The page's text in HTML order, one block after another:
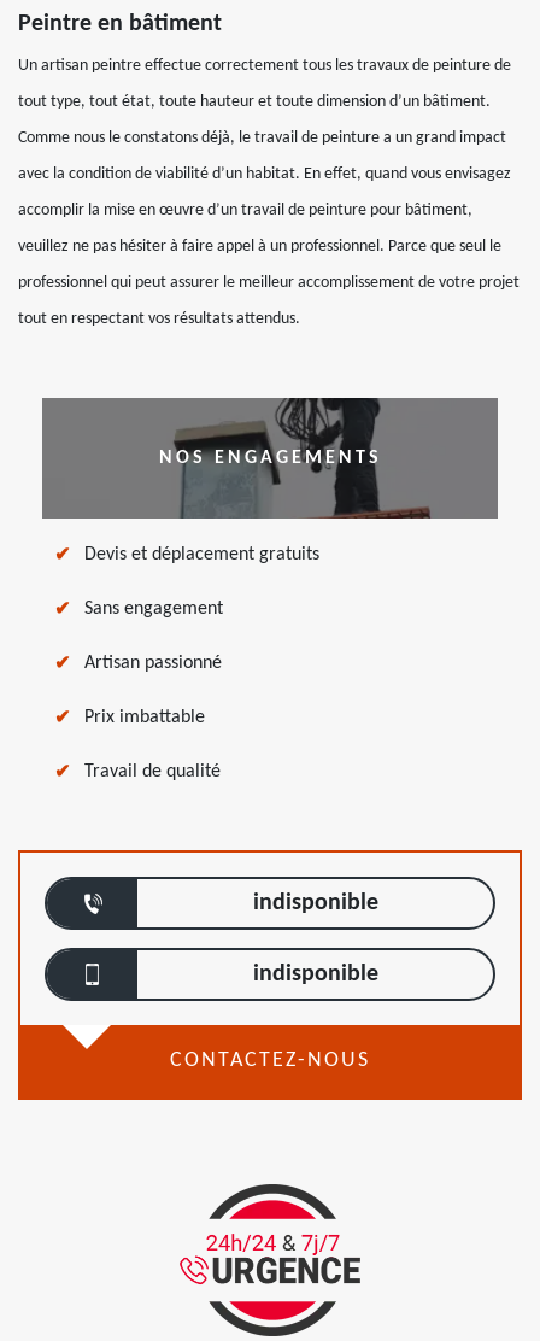
Peintre en bâtiment
Un artisan peintre effectue correctement tous les travaux de peinture de
tout type, tout état, toute hauteur et toute dimension d’un bâtiment.
Comme nous le constatons déjà, le travail de peinture a un grand impact
avec la condition de viabilité d’un habitat. En effet, quand vous envisagez
accomplir la mise en œuvre d’un travail de peinture pour bâtiment,
veuillez ne pas hésiter à faire appel à un professionnel. Parce que seul le
professionnel qui peut assurer le meilleur accomplissement de votre projet
tout en respectant vos résultats attendus.
NOS ENGAGEMENTS
Devis et déplacement gratuits
Sans engagement
Artisan passionné
Prix imbattable
Travail de qualité
indisponible
indisponible
CONTACTEZ-NOUS